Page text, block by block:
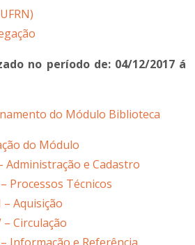
no período de: 04/12/2017 á
do Módulo Biblioteca
do Módulo
Administração e Cadastro
Processos Técnicos
Aquisição
Circulação